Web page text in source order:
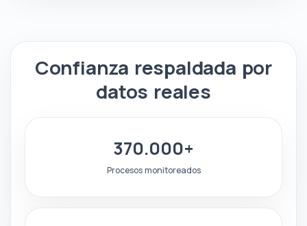
Confianza respaldada por
datos reales
370.000+
Procesos monitoreados